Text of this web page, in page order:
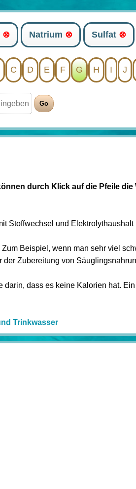
⊗ Natrium ⊗ Sulfat ⊗
C D E F G H I J
durch Klick auf die Pfeile die
Stoffwechsel und Elektrolythaushalt
Beispiel, wenn man sehr viel
Zubereitung von
dass es keine Kalorien hat.
Trinkwasser